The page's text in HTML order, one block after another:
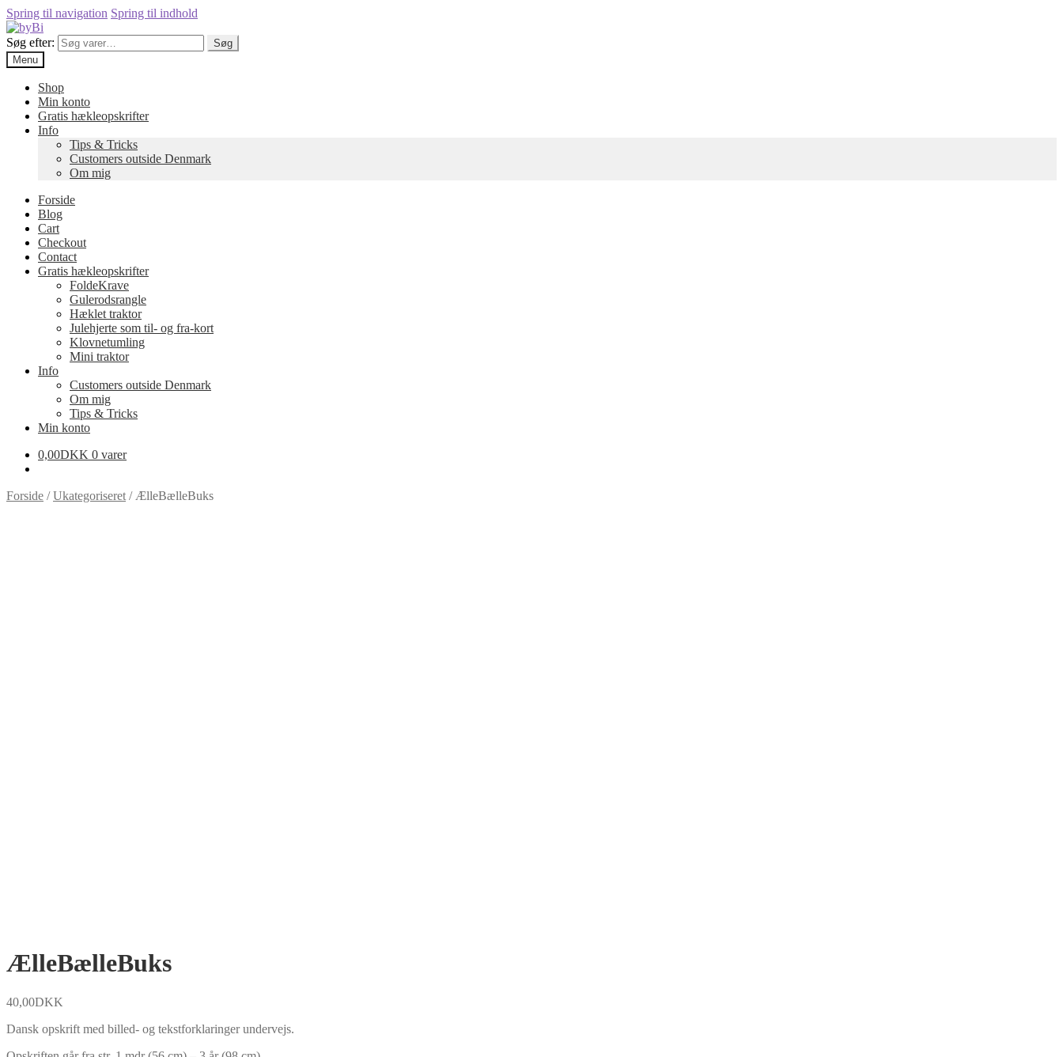
Spring til navigation Spring til indhold
Søg efter:
Søg
Menu
Shop
Min konto
Gratis hækleopskrifter
Info
Tips & Tricks
Customers outside Denmark
Om mig
Forside
Blog
Cart
Checkout
Contact
Gratis hækleopskrifter
FoldeKrave
Gulerodsrangle
Hæklet traktor
Julehjerte som til- og fra-kort
Klovnetumling
Mini traktor
Info
Customers outside Denmark
Om mig
Tips & Tricks
Min konto
0,00DKK 0 varer
Forside /Ukategoriseret / ÆlleBælleBuks
ÆlleBælleBuks
40,00DKK
Dansk opskrift med billed- og tekstforklaringer undervejs.